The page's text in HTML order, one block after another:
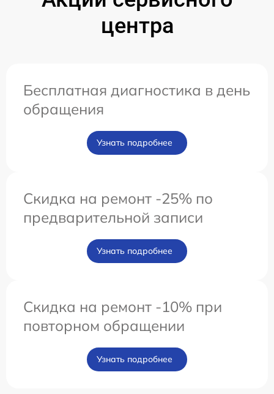
центра
Бесплатная диагностика в день
обращения
Узнать подробнее
Скидка на ремонт -25% по
предварительной записи
Узнать подробнее
Скидка на ремонт -10% при
повторном обращении
Узнать подробнее